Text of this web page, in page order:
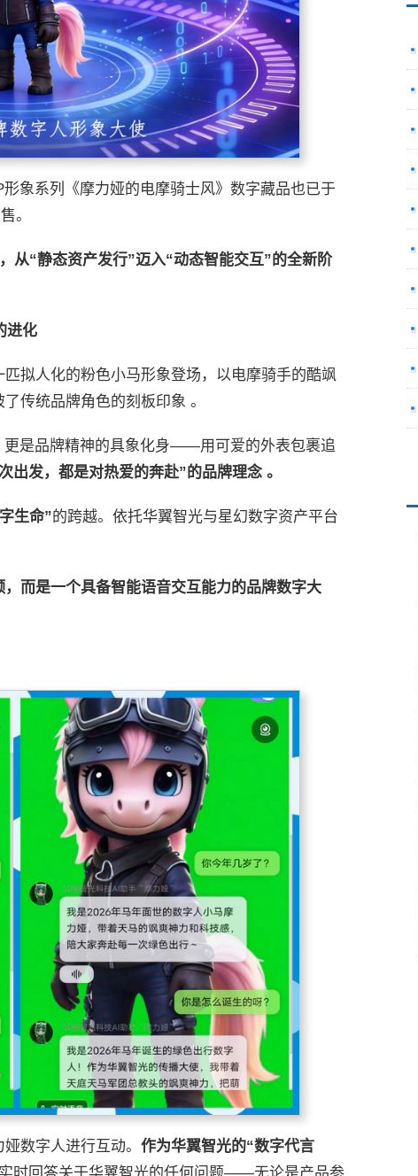
象系列《摩力娅的电摩骑士风》数字藏品也已于
。
从“静态资产发行”迈入“动态智能交互”的全新阶
进化
拟人化的粉色小马形象登场，以电摩骑手的酷飒
传统品牌角色的刻板印象 。
更是品牌精神的具象化身——用可爱的外表包裹追
出发，都是对热爱的奔赴”的品牌理念 。
生命”的跨越。依托华翼智光与星幻数字资产平台
而是一个具备智能语音交互能力的品牌数字大
数字人进行互动。 作为华翼智光的“数字代言